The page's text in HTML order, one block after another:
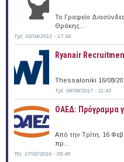
Το Γραφείο
Θράκης...
Τρί, 03/04/2012 - 17:34
Ryanair
Thessaloniki 16/08/
Τρί, 08/08/2017 - 11:43
ΟΑΕΔ: Πρόγραμμα
Από την Τρίτη, 16
πρ...
Τετ, 17/02/2016 - 09:48